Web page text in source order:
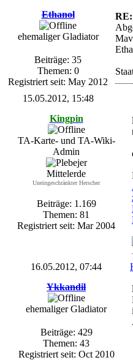
Ethanol
ehemaliger Gladiator
Beiträge: 35
Themen: 0
Registriert seit: May 2012
RE:
15.05.2012, 15:48
Kingpin
TA-Karte- und TA-Wiki-
Admin
Mittelerde
Uneingeschränkter Herscher
Beiträge: 1.169
Themen: 81
Registriert seit: Mar 2004
16.05.2012, 07:44
Ykkandil
ehemaliger Gladiator
Beiträge: 429
Themen: 43
Registriert seit: Oct 2010